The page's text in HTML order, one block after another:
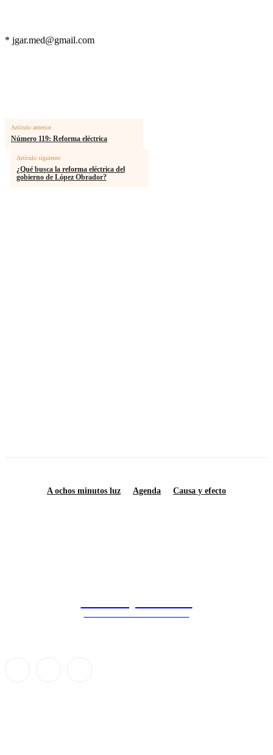
* jgar.med@gmail.com
Artículo anterior
Número 119: Reforma eléctrica
Artículo siguiente
¿Qué busca la reforma eléctrica del
gobierno de López Obrador?
A ochos minutos luz Agenda Causa y efecto